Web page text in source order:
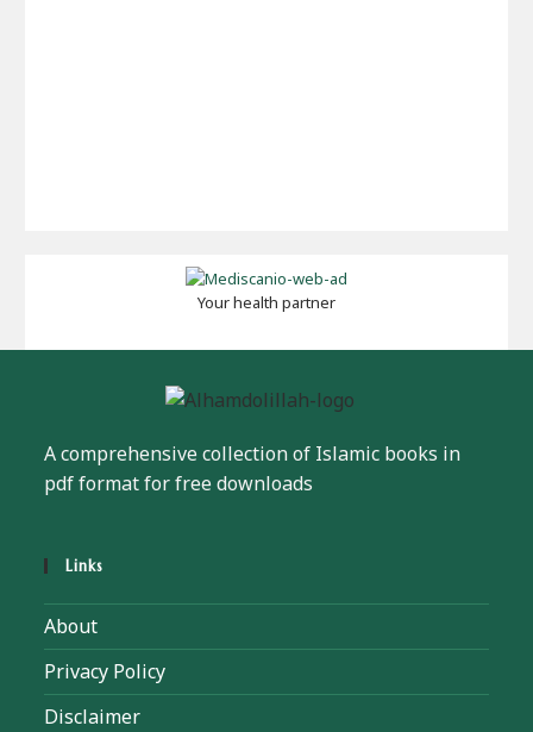
Your health partner
A comprehensive collection of Islamic books in
pdf format for free downloads
Links
About
Privacy Policy
Disclaimer